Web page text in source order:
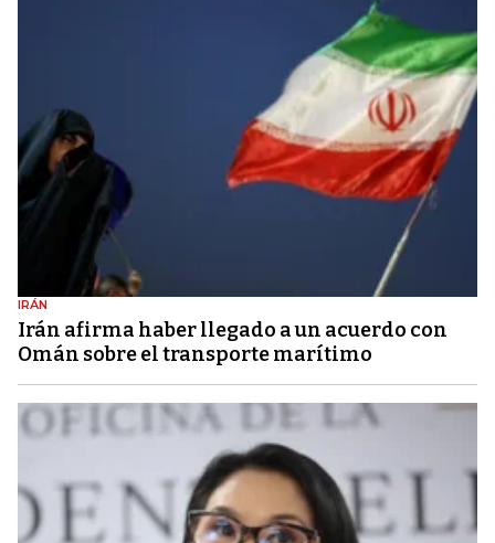
IRÁN
Irán afirma haber llegado a un acuerdo con
Omán sobre el transporte marítimo